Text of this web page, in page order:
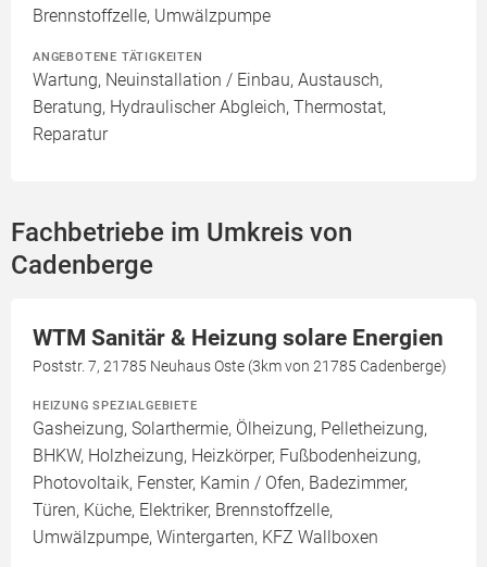
Brennstoffzelle, Umwälzpumpe
ANGEBOTENE TÄTIGKEITEN
Wartung, Neuinstallation / Einbau, Austausch,
Beratung, Hydraulischer Abgleich, Thermostat,
Reparatur
Fachbetriebe im Umkreis von
Cadenberge
WTM Sanitär & Heizung solare Energien
Poststr. 7, 21785 Neuhaus Oste (3km von 21785 Cadenberge)
HEIZUNG SPEZIALGEBIETE
Gasheizung, Solarthermie, Ölheizung, Pelletheizung,
BHKW, Holzheizung, Heizkörper, Fußbodenheizung,
Photovoltaik, Fenster, Kamin / Ofen, Badezimmer,
Türen, Küche, Elektriker, Brennstoffzelle,
Umwälzpumpe, Wintergarten, KFZ Wallboxen